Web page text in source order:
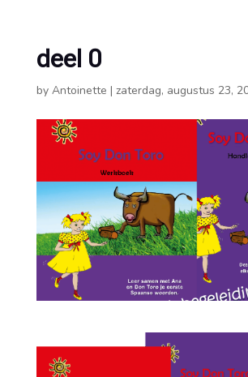
deel 0
by Antoinette | zaterdag, augustus 23,